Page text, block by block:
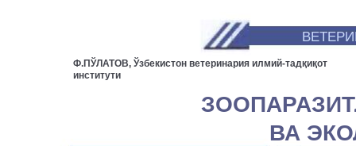
Ф.ПЎЛАТОВ, Ўзбекистон ветеринария илмий-тадқиқот
институти
ВА